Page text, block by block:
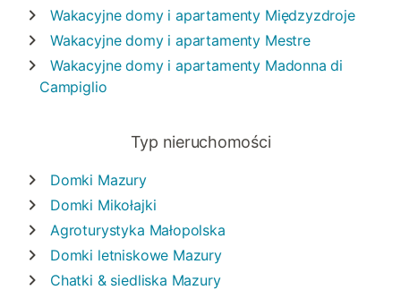
Wakacyjne domy i apartamenty Międzyzdroje
Wakacyjne domy i apartamenty Mestre
Wakacyjne domy i apartamenty Madonna di
Campiglio
Typ nieruchomości
Domki Mazury
Domki Mikołajki
Agroturystyka Małopolska
Domki letniskowe Mazury
Chatki & siedliska Mazury